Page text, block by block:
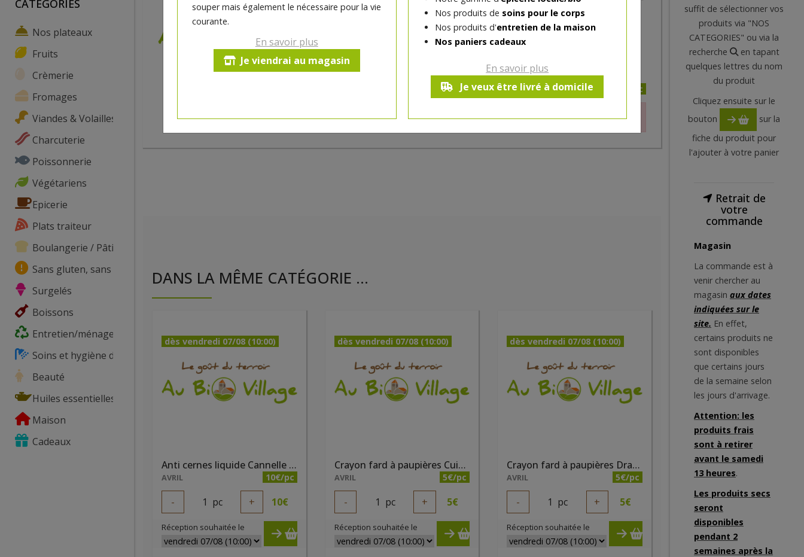
CATEGORIES
Nos plateaux
Fruits
Crèmerie
Fromages
Viandes & Volailles
Charcuterie
Poissonnerie
Végétariens
Epicerie
Plats traiteur
Boulangerie / Pâtisserie
Sans gluten, sans lactose, ...
Surgelés
Boissons
Entretien/ménage
Soins et hygiène du corps
Beauté
Huiles essentielles
Maison
Cadeaux
souper mais également le nécessaire pour la vie
courante.
En savoir plus
Je viendrai au magasin
Nos produits de soins pour le corps
Nos produits d'entretien de la maison
Nos paniers cadeaux
En savoir plus
Je veux être livré à domicile
regard. Grâce à sa pointe fine, le crayon sourcils certifié bio Avril vous
permet de dessiner une ligne de sourcils précise pour un résultat
naturel et longue tenue.
4€/pc
Ce produit est indisponible pour le moment.
DANS LA MÊME CATÉGORIE ...
dès vendredi 07/08 (10:00)
Anti cernes liquide Cannelle bio
AVRIL 10€/pc
- 1 pc + 10€
Réception souhaitée le
dès vendredi 07/08 (10:00)
Crayon fard à paupières Cuivré irisé bio
AVRIL 5€/pc
- 1 pc + 5€
Réception souhaitée le
dès vendredi 07/08 (10:00)
Crayon fard à paupières Dragée nacré bio
AVRIL 5€/pc
- 1 pc + 5€
Réception souhaitée le
suffit de sélectionner vos
produits via "NOS
CATEGORIES" ou via la
recherche
en tapant
quelques lettres du nom
du produit
Cliquez ensuite sur le
bouton
sur la
fiche du produit pour
l'ajouter à votre panier
Retrait de
votre
commande
Magasin
La commande est à
venir chercher au
magasin aux dates
indiquées sur le
site. En effet,
certains produits ne
sont disponibles
que certains jours
de la semaine selon
les jours d'arrivage.
Attention: les
produits frais
sont à retirer
avant le samedi
13 heures.
Les produits secs
seront
disponibles
pendant 2
semaines après la